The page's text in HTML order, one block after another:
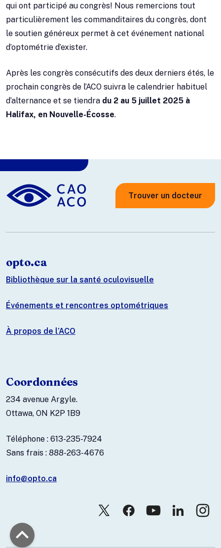
qui ont participé au congrès! Nous remercions tout
particulièrement les commanditaires du congrès, dont
le soutien généreux permet à cet événement national
d’optométrie d’exister.
Après les congrès consécutifs des deux derniers étés, le
prochain congrès de l’ACO suivra le calendrier habituel
d’alternance et se tiendra du 2 au 5 juillet 2025 à
Halifax, en Nouvelle-Écosse.
Trouver un docteur
opto.ca
Bibliothèque sur la santé oculovisuelle
Événements et rencontres optométriques
À propos de l’ACO
Coordonnées
234 avenue Argyle.
Ottawa, ON K2P 1B9
Téléphone : 613-235-7924
Sans frais : 888-263-4676
info@opto.ca